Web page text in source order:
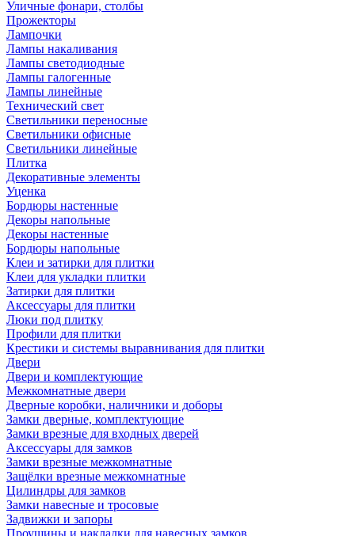
Уличные фонари, столбы
Прожекторы
Лампочки
Лампы накаливания
Лампы светодиодные
Лампы галогенные
Лампы линейные
Технический свет
Светильники переносные
Светильники офисные
Светильники линейные
Плитка
Декоративные элементы
Уценка
Бордюры настенные
Декоры напольные
Декоры настенные
Бордюры напольные
Клеи и затирки для плитки
Клеи для укладки плитки
Затирки для плитки
Аксессуары для плитки
Люки под плитку
Профили для плитки
Крестики и системы выравнивания для плитки
Двери
Двери и комплектующие
Межкомнатные двери
Дверные коробки, наличники и доборы
Замки дверные, комплектующие
Замки врезные для входных дверей
Аксессуары для замков
Замки врезные межкомнатные
Защёлки врезные межкомнатные
Цилиндры для замков
Замки навесные и тросовые
Задвижки и запоры
Проушины и накладки для навесных замков